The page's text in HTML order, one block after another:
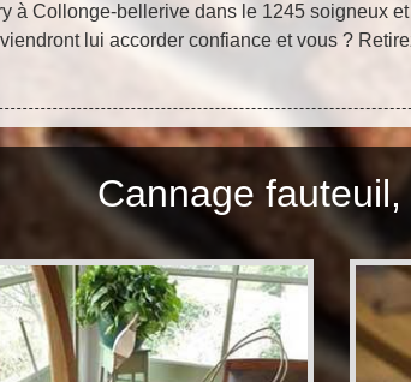
à Collonge-bellerive dans le 1245 soigneux
lui accorder confiance et vous ?
Cannage